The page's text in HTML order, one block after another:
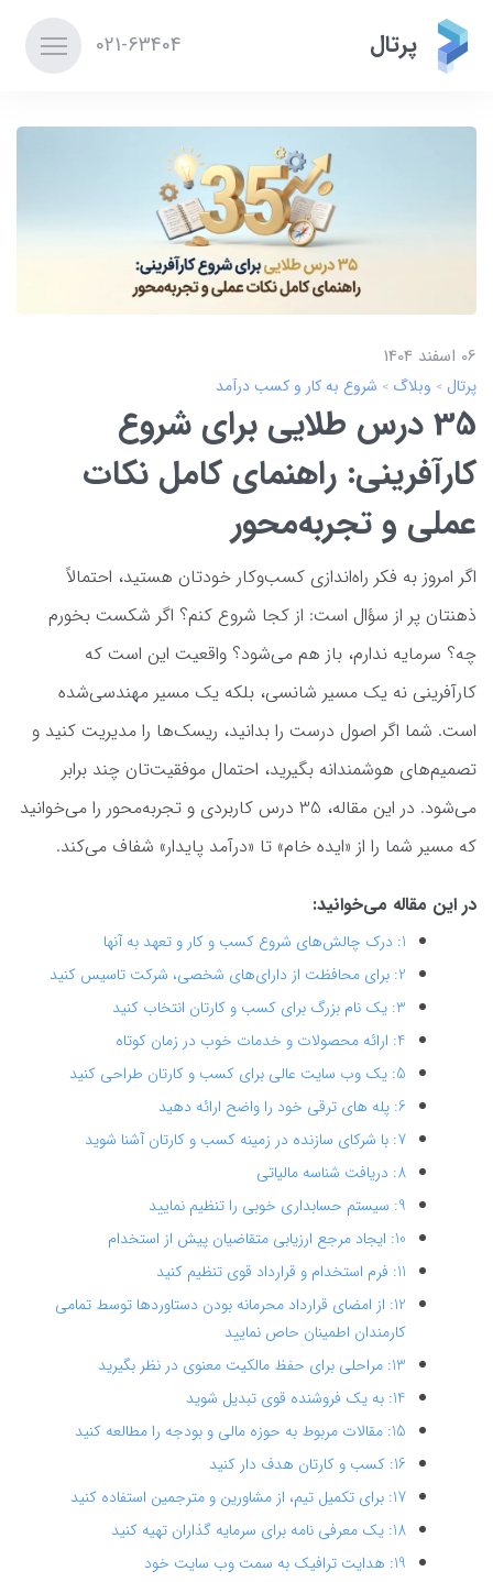
پرتال 021-63404
06 اسفند 1404
پرتال وبلاگ شروع به کار و کسب درآمد
35 درس طلایی برای شروع
کارآفرینی: راهنمای کامل نکات
عملی و تجربه‌محور
اگر امروز به فکر راه‌اندازی کسب‌وکار خودتان هستید، احتمالاً
ذهنتان پر از سؤال است: از کجا شروع کنم؟ اگر شکست بخورم
چه؟ سرمایه ندارم، باز هم می‌شود؟ واقعیت این است که
کارآفرینی نه یک مسیر شانسی، بلکه یک مسیر مهندسی‌شده
است. شما اگر اصول درست را بدانید، ریسک‌ها را مدیریت کنید و
تصمیم‌های هوشمندانه بگیرید، احتمال موفقیت‌تان چند برابر
می‌شود. در این مقاله، 35 درس کاربردی و تجربه‌محور را می‌خوانید
که مسیر شما را از «ایده خام» تا «درآمد پایدار» شفاف می‌کند.
در این مقاله می‌خوانید:
1: درک چالش‌های شروع کسب و کار و تعهد به آنها
2: برای محافظت از دارای‌های شخصی، شرکت تاسیس کنید
3: یک نام بزرگ برای کسب و کارتان انتخاب کنید
4: ارائه محصولات و خدمات خوب در زمان کوتاه
5: یک وب سایت عالی برای کسب و کارتان طراحی کنید
6: پله های ترقی خود را واضح ارائه دهید
7: با شرکای سازنده در زمینه کسب و کارتان آشنا شوید
8: دریافت شناسه مالیاتی
9: سیستم حسابداری خوبی را تنظیم نمایید
10: ایجاد مرجع ارزیابی متقاضیان پیش از استخدام
11: فرم استخدام و قرارداد قوی تنظیم کنید
12: از امضای قرارداد محرمانه بودن دستاوردها توسط تمامی
کارمندان اطمینان حاص نمایید
13: مراحلی برای حفظ مالکیت معنوی در نظر بگیرید
14: به یک فروشنده قوی تبدیل شوید
15: مقالات مربوط به حوزه مالی و بودجه را مطالعه کنید
16: کسب و کارتان هدف دار کنید
17: برای تکمیل تیم، از مشاورین و مترجمین استفاده کنید
18: یک معرفی نامه برای سرمایه گذاران تهیه کنید
19: هدایت ترافیک به سمت وب سایت خود